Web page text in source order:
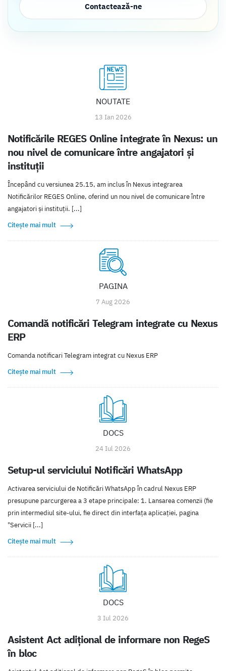
Contactează-ne
NOUTATE
13 Ian 2026
Notificările REGES Online integrate în Nexus: un
nou nivel de comunicare între angajatori și
instituții
Începând cu versiunea 25.15, am inclus în Nexus integrarea
Notificărilor REGES Online, oferind un nou nivel de comunicare între
angajatori și instituții. [...]
Citește mai mult
PAGINA
7 Aug 2026
Comandă notificări Telegram integrate cu Nexus
ERP
Comanda notificari Telegram integrat cu Nexus ERP
Citește mai mult
DOCS
24 Iul 2026
Setup-ul serviciului Notificări WhatsApp
Activarea serviciului de Notificări WhatsApp în cadrul Nexus ERP
presupune parcurgerea a 3 etape principale: 1. Lansarea comenzii (fie
prin intermediul site-ului, fie direct din interfața aplicației, pagina
"Servicii [...]
Citește mai mult
DOCS
3 Iul 2026
Asistent Act adițional de informare non RegeS
în bloc